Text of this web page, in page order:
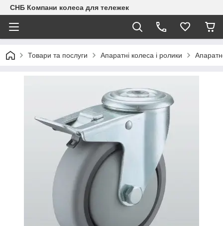
СНБ Компани колеса для тележек
Товари та послуги Апаратні колеса і ролики